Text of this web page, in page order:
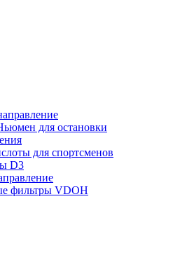
для остановки
для спортсменов
D3
фильтры VDOH